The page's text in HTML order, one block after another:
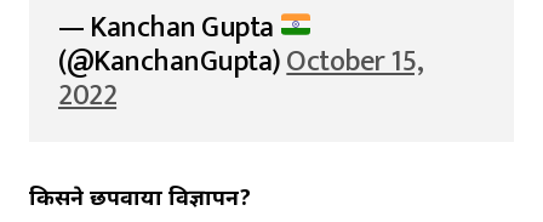
— Kanchan Gupta
(@KanchanGupta)October 15,
2022
किसने छपवाया विज्ञापन?